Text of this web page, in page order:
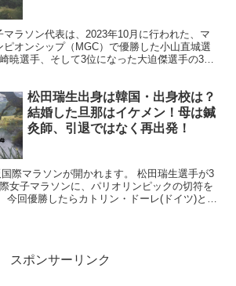
ラソン代表は、2023年10月に行われた、マ
ピオンシップ（MGC）で優勝した小山直城選
暁選手、そして3位になった大迫傑選手の3人
松田瑞生出身は韓国・出身校は？
結婚した旦那はイケメン！母は鍼
灸師、引退ではなく再出発！
際マラソンが開かれます。 松田瑞生選手が3
女子マラソンに、パリオリンピックの切符を
今回優勝したらカトリン・ドーレ(ドイツ)と並
スポンサーリンク